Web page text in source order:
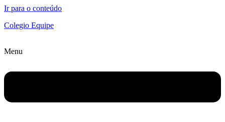
Ir para o conteúdo
Colegio Equipe
Menu